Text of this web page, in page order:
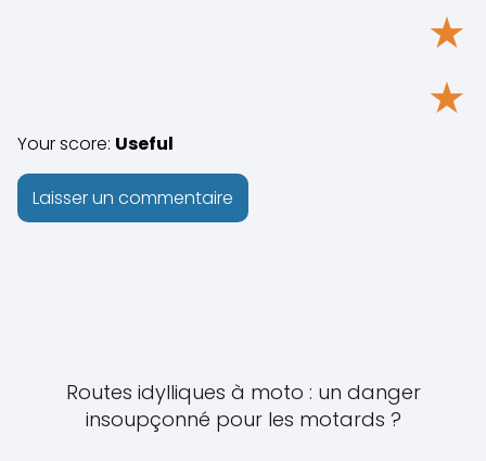
★
★
Your score: Useful
Routes idylliques à moto : un danger
insoupçonné pour les motards ?